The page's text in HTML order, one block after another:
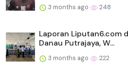
3 months ago 248
Laporan Liputan6.com
Danau Putrajaya, W...
3 months ago 222